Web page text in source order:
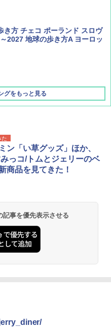
アライン）2026年9月号【特
グ110周年を祝して！
き方 チェコ ポーランド スロヴ
2027 地球の歩き方A ヨーロッ
グをもっと見る
コレクション 山善] ポップアッ
たいに広げて畳める パッとサ
ド キューブ フルクローズ メ
置 ワンタッチテント キャンプ
ーキ PATC-150(KH)
(パイクスピーク) 着替えテン
ー テント 【中が透けない】 1
み 防災グッズ 災害用トイレ ビ
ク ポップアップテント 携帯 簡
ト (ブラック)
ッチ RENEW 幅200 2-3人用 43
ステンレス保冷剤 2個セット 2
ル 急速冷凍 空間倍増 衛生的
冷力長持ち
ドック)ソロ ドーム 1 EX BDK
型 テント
ル 大型 ビーチ アウトドアパ
た
ン「い草グッズ」ほか、
っコ/トムとジェリーのベ
商品を見てきた！
事を優先表示させる